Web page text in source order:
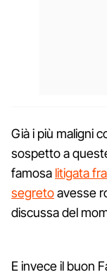
Già i più maligni
sospetto a
famosa litigata
segretoavesse
discussa del
E invece il buon